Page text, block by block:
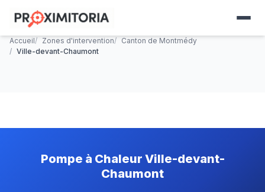
Accueil Zones d'intervention
Canton de Montmédy
Ville-devant-Chaumont
Pompe à Chaleur Ville-devant-
Chaumont